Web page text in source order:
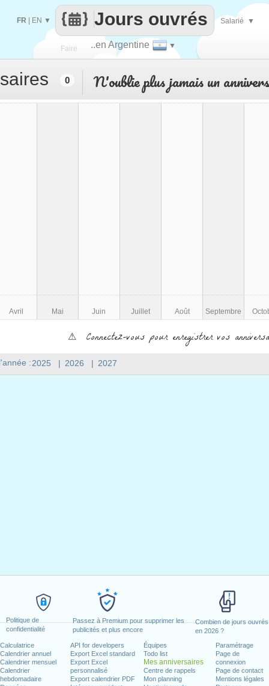
Politique de
confidentialité
Passez à Premium pour supprimer les
publicités et plus encore
Combien de jours ouvrés
en 2026 ?
Calculatrice
Calendrier annuel
Calendrier mensuel
Calendrier
hebdomadaire
API for developers
Export Excel standard
Export Excel
personnalisé
Export calendrier PDF
Équipes
Todo list
Mes anniversaires
Centre de rappels
Mon planning
Paramétrage
Page de
connexion
Page de contact
Mentions légales
Faire
que
..en Argentine ▼
Jours ouvrés
FR EN ▼ Salarié ▼
:2025 | 2026 | 2027
0 N'oublie plus jamais un
Avril Mai Juin Juillet Août Septembre
⚠ Connectez-vous pour enregistrer vos